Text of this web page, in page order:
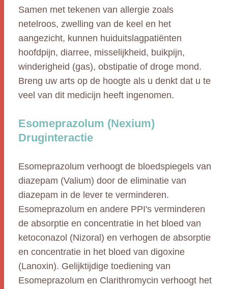
Samen met tekenen van allergie zoals
netelroos, zwelling van de keel en het
aangezicht, kunnen huiduitslagpatiënten
hoofdpijn, diarree, misselijkheid, buikpijn,
winderigheid (gas), obstipatie of droge mond.
Breng uw arts op de hoogte als u denkt dat u te
veel van dit medicijn heeft ingenomen.
Esomeprazolum (Nexium)
Druginteractie
Esomeprazolum verhoogt de bloedspiegels van
diazepam (Valium) door de eliminatie van
diazepam in de lever te verminderen.
Esomeprazolum en andere PPI's verminderen
de absorptie en concentratie in het bloed van
ketoconazol (Nizoral) en verhogen de absorptie
en concentratie in het bloed van digoxine
(Lanoxin). Gelijktijdige toediening van
Esomeprazolum en Clarithromycin verhoogt het